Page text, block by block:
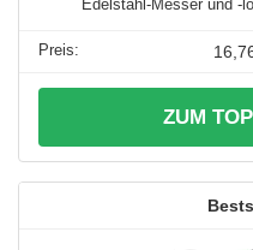
Edelstahl-Messer und -
ZUM